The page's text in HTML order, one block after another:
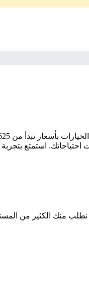
احتياجاتك. استمتع
نطلب منك الكثير من